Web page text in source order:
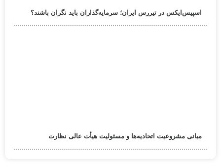
اسپیس‌ایکس در تیررس ایران؛ سرمایه‌گذاران باید نگران باشند؟
مبانی مشروعیت اتحادیه‌ها و مسئولیت هیأت عالی نظارت